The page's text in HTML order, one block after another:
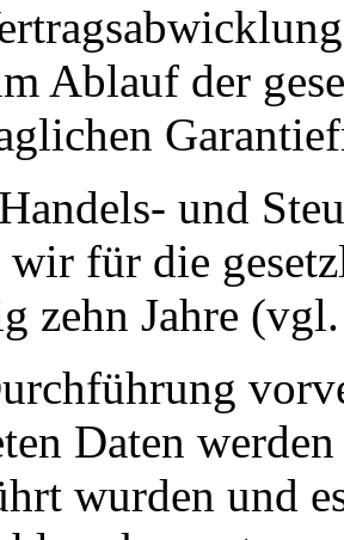
Ablauf der
und
wir für die
zehn Jahre
Daten
wurden und